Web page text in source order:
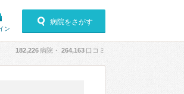
ン
病院をさがす
182,226病院・ 264,163 口コミ